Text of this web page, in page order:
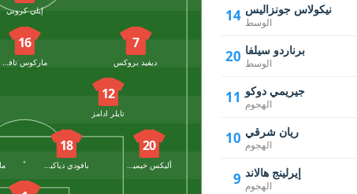
إيلي كروبي
7
ديفيد بروكس
16
12
تايلر ادامز
20
18
14 نيكولاس جونزاليس
الوسط
20 برناردو سيلفا
الوسط
11 جيريمي دوكو
الهجوم
10 ريان شرقي
الهجوم
9 إيرلينج هالاند
الهجوم